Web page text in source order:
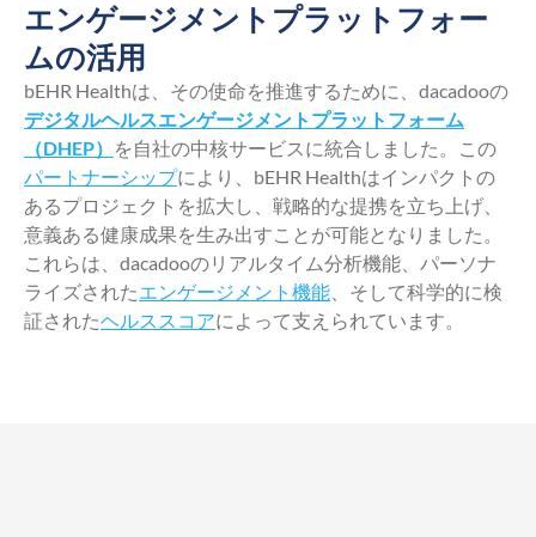
エンゲージメントプラットフォー
ムの活用
bEHR Healthは、その使命を推進するために、dacadooの
デジタルヘルスエンゲージメントプラットフォーム
（DHEP） を自社の中核サービスに統合しました。この
パートナーシップにより、bEHR Healthはインパクトの
あるプロジェクトを拡大し、戦略的な提携を立ち上げ、
意義ある健康成果を生み出すことが可能となりました。
これらは、dacadooのリアルタイム分析機能、パーソナ
ライズされたエンゲージメント機能 、そして科学的に検
証されたヘルススコアによって支えられています。